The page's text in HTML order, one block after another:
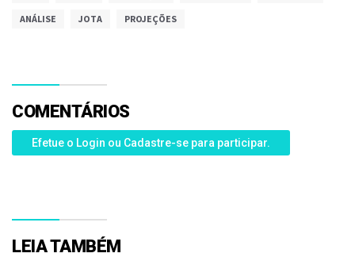
ANÁLISE JOTA PROJEÇÕES
COMENTÁRIOS
Efetue o Login ou Cadastre-se para participar.
LEIA TAMBÉM